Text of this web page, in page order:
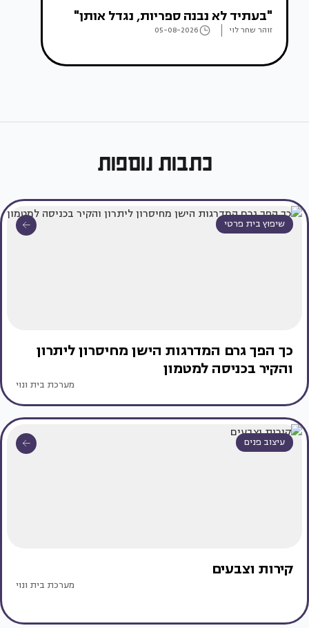
"בעתיד לא נבנה ספריות, נגדל אותן"
זוהר שחר לוי 05-08-2026
כתבות נוספות
שיפוץ בית פרטי
כך הפך גרם המדרגות הישן מחיסרון ליתרון
והקיר בכניסה למטמון
מערכת בית ונוי
עיצוב פנים
קירות וצבעים
מערכת בית ונוי